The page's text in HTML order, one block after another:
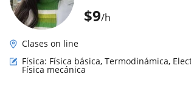
$9/h
Clases on line
Física: Física básica, Termodinámica,
Física mecánica